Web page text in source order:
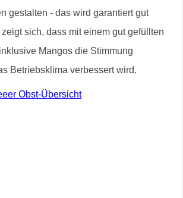
gestalten - das wird garantiert gut
sich, dass mit einem gut gefüllten
Mangos die Stimmung
Betriebsklima verbessert wird.
Obst-Übersicht